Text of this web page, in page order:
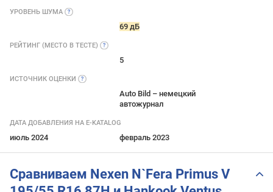
УРОВЕНЬ ШУМА
69 дБ
РЕЙТИНГ (МЕСТО В ТЕСТЕ)
5
ИСТОЧНИК ОЦЕНКИ
Auto Bild – немецкий
автожурнал
ДАТА ДОБАВЛЕНИЯ НА E-KATALOG
июль 2024 февраль 2023
Сравниваем Nexen N`Fera Primus V